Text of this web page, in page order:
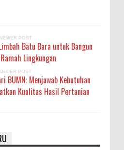
NEWER POST
Batu Bara untuk Bangun
Lingkungan
OLDER POST
BUMN: Menjawab Kebutuhan
Kualitas Hasil Pertanian